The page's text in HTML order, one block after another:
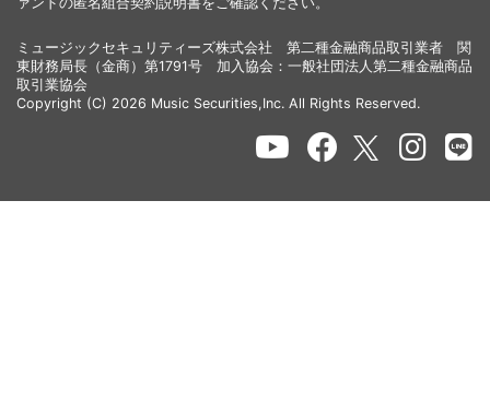
ミュージックセキュリティーズ株式会社 第二種金融商品取引業者 関
東財務局長（金商）第1791号 加入協会：一般社団法人第二種金融商品
取引業協会
Copyright (C) 2026 Music Securities,Inc. All Rights Reserved.